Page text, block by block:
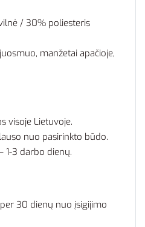
/ 30% poliesteris
manžetai apačioje,
visoje Lietuvoje.
nuo pasirinkto būdo.
1-3 darbo dienų.
30 dienų nuo įsigijimo